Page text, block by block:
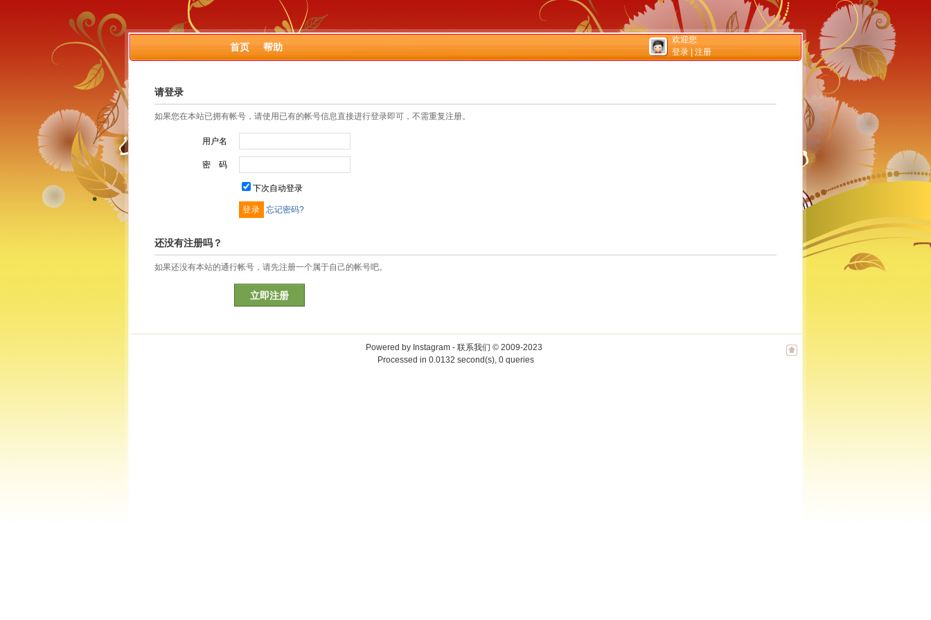
首页 帮助
欢迎您
登录
注册
请登录
如果您在本站已拥有帐号，请使用已有的帐号信息直接进行登录即可，不需重复注册。
用户名
密 码
下次自动登录
忘记密码?
还没有注册吗？
如果还没有本站的通行帐号，请先注册一个属于自己的帐号吧。
立即注册
Powered by Instagram- 联系我们 © 2009-2023
Processed in 0.0132 second(s), 0 queries